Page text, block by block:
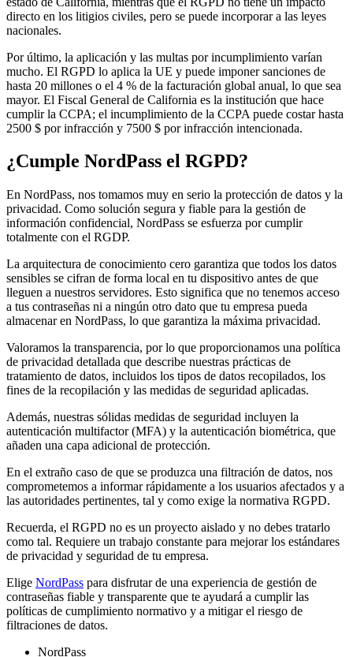
directo en los litigios civiles, pero se puede incorporar a las leyes
nacionales.
Por último, la aplicación y las multas por incumplimiento varían
mucho. El RGPD lo aplica la UE y puede imponer sanciones de
hasta 20 millones o el 4 % de la facturación global anual, lo que sea
mayor. El Fiscal General de California es la institución que hace
cumplir la CCPA; el incumplimiento de la CCPA puede costar hasta
2500 $ por infracción y 7500 $ por infracción intencionada.
¿Cumple NordPass el RGPD?
En NordPass, nos tomamos muy en serio la protección de datos y la
privacidad. Como solución segura y fiable para la gestión de
información confidencial, NordPass se esfuerza por cumplir
totalmente con el RGDP.
La arquitectura de conocimiento cero garantiza que todos los datos
sensibles se cifran de forma local en tu dispositivo antes de que
lleguen a nuestros servidores. Esto significa que no tenemos acceso
a tus contraseñas ni a ningún otro dato que tu empresa pueda
almacenar en NordPass, lo que garantiza la máxima privacidad.
Valoramos la transparencia, por lo que proporcionamos una política
de privacidad detallada que describe nuestras prácticas de
tratamiento de datos, incluidos los tipos de datos recopilados, los
fines de la recopilación y las medidas de seguridad aplicadas.
Además, nuestras sólidas medidas de seguridad incluyen la
autenticación multifactor (MFA) y la autenticación biométrica, que
añaden una capa adicional de protección.
En el extraño caso de que se produzca una filtración de datos, nos
comprometemos a informar rápidamente a los usuarios afectados y a
las autoridades pertinentes, tal y como exige la normativa RGPD.
Recuerda, el RGPD no es un proyecto aislado y no debes tratarlo
como tal. Requiere un trabajo constante para mejorar los estándares
de privacidad y seguridad de tu empresa.
Elige NordPass para disfrutar de una experiencia de gestión de
contraseñas fiable y transparente que te ayudará a cumplir las
políticas de cumplimiento normativo y a mitigar el riesgo de
filtraciones de datos.
NordPass